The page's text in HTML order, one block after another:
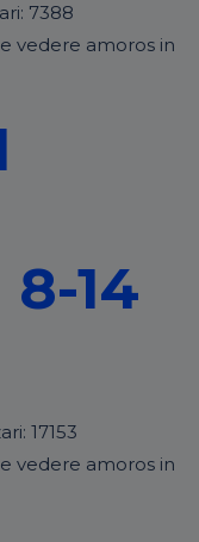
7388
vedere amoros in
14
17153
vedere amoros in